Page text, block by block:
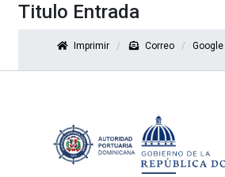
Titulo Entrada
Imprimir Correo